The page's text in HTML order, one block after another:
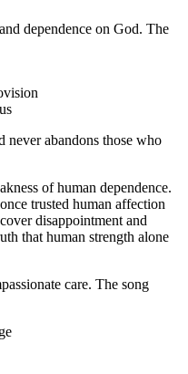
dependence on God. The
never abandons those who
of human dependence.
trusted human affection
disappointment and
that human strength alone
care. The song